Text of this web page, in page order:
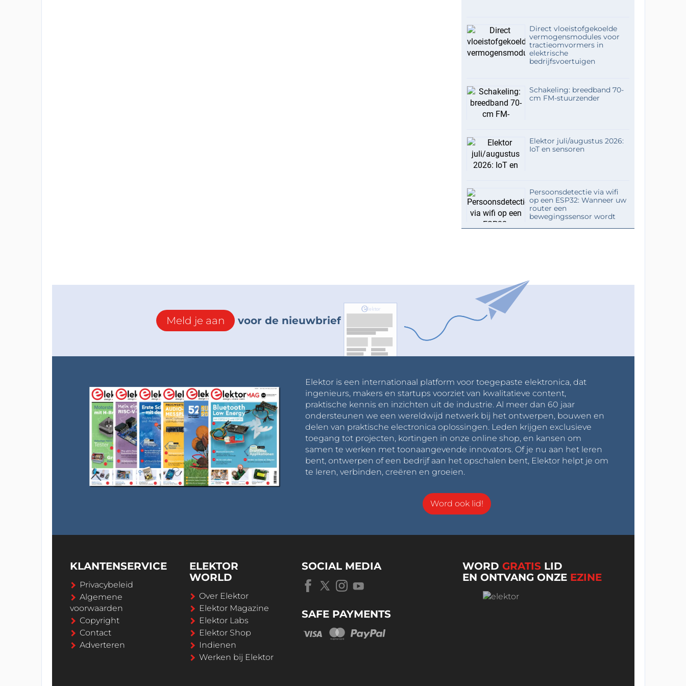
Direct vloeistofgekoelde
vermogensmodules voor
tractieomvormers in
elektrische
bedrijfsvoertuigen
Schakeling: breedband 70-
cm FM-stuurzender
Elektor juli/augustus 2026:
IoT en sensoren
Persoonsdetectie via wifi
op een ESP32: Wanneer uw
router een
bewegingssensor wordt
Meld je aan voor de nieuwbrief
Elektor is een internationaal platform voor toegepaste elektronica, dat
ingenieurs, makers en startups voorziet van kwalitatieve content,
praktische kennis en inzichten uit de industrie. Al meer dan 60 jaar
ondersteunen we een wereldwijd netwerk bij het ontwerpen, bouwen en
delen van praktische electronica oplossingen. Leden krijgen exclusieve
toegang tot projecten, kortingen in onze online shop, en kansen om
samen te werken met toonaangevende innovators. Of je nu aan het leren
bent, ontwerpen of een bedrijf aan het opschalen bent, Elektor helpt je om
te leren, verbinden, creëren en groeien.
Word ook lid!
KLANTENSERVICE
Privacybeleid
Algemene
voorwaarden
Copyright
Contact
Adverteren
ELEKTOR
WORLD
Over Elektor
Elektor Magazine
Elektor Labs
Elektor Shop
Indienen
Werken bij Elektor
SOCIAL MEDIA
SAFE PAYMENTS
WORDGRATIS LID
EN ONTVANG ONZE EZINE